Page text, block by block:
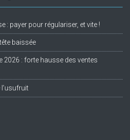
: payer pour régulariser, et vite !
baissée
2026 : forte hausse des ventes